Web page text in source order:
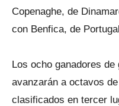
Copenaghe, de
con Benfica, de
Los ocho ganadores
avanzarán a octavos
clasificados en tercer